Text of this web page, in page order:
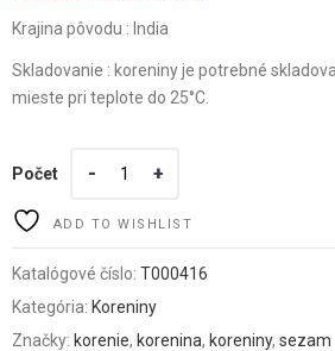
Krajina pôvodu : India
Skladovanie : koreniny je potrebné
mieste pri teplote do 25°C.
Počet
ADD TO WISHLIST
Katalógové číslo: T000416
Kategória: Koreniny
Značky: korenie, korenina, koreniny, sezam